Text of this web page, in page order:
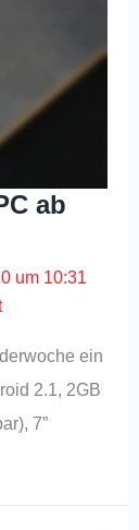
ab
um 10:31
ein
2.1, 2GB
7”